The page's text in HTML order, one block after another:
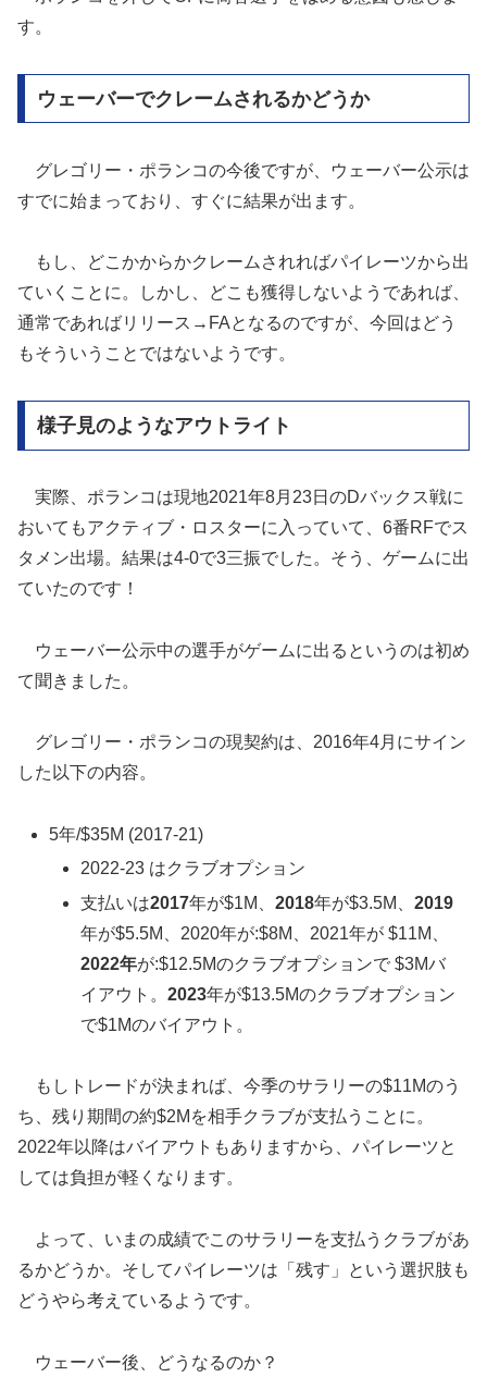
す。
ウェーバーでクレームされるかどうか
グレゴリー・ポランコの今後ですが、ウェーバー公示は
すでに始まっており、すぐに結果が出ます。
もし、どこかからかクレームされればパイレーツから出
ていくことに。しかし、どこも獲得しないようであれば、
通常であればリリース→FAとなるのですが、今回はどう
もそういうことではないようです。
様子見のようなアウトライト
実際、ポランコは現地2021年8月23日のDバックス戦に
おいてもアクティブ・ロスターに入っていて、6番RFでス
タメン出場。結果は4-0で3三振でした。そう、ゲームに出
ていたのです！
ウェーバー公示中の選手がゲームに出るというのは初め
て聞きました。
グレゴリー・ポランコの現契約は、2016年4月にサイン
した以下の内容。
5年/$35M (2017-21)
2022-23 はクラブオプション
支払いは2017年が$1M、2018年が$3.5M、2019
年が$5.5M、2020年が:$8M、2021年が $11M、
2022年が:$12.5Mのクラブオプションで $3Mバ
イアウト。2023年が$13.5Mのクラブオプション
で$1Mのバイアウト。
もしトレードが決まれば、今季のサラリーの$11Mのう
ち、残り期間の約$2Mを相手クラブが支払うことに。
2022年以降はバイアウトもありますから、パイレーツと
しては負担が軽くなります。
よって、いまの成績でこのサラリーを支払うクラブがあ
るかどうか。そしてパイレーツは「残す」という選択肢も
どうやら考えているようです。
ウェーバー後、どうなるのか？